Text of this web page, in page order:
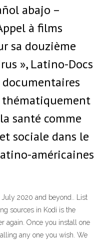
abajo –
à films
sa douzième
», Latino-Docs
thématiquement
santé comme
sociale dans le
américaines
2020 and beyond.. List
sources in Kodi is the
again. Once you install one
any one you wish. We